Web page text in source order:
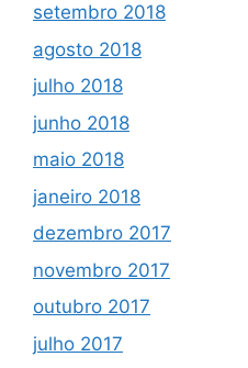
setembro 2018
agosto 2018
julho 2018
junho 2018
maio 2018
janeiro 2018
dezembro 2017
novembro 2017
outubro 2017
julho 2017